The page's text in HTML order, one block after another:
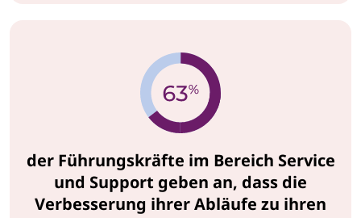
der Führungskräfte im Bereich Service
und Support geben an, dass die
Verbesserung ihrer Abläufe zu ihren